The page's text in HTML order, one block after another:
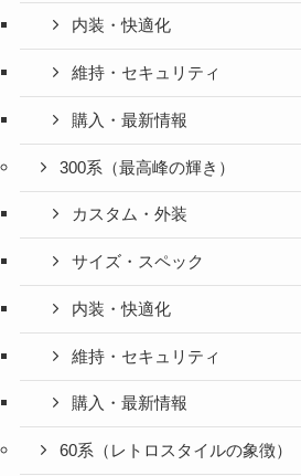
内装・快適化
維持・セキュリティ
購入・最新情報
300系（最高峰の輝き）
カスタム・外装
サイズ・スペック
内装・快適化
維持・セキュリティ
購入・最新情報
60系（レトロスタイルの象徴）